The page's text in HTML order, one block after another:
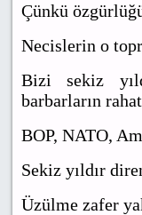
Çünkü
Necislerin o
Bizi sekiz
barbarların
BOP, NATO,
Sekiz yıldır
Üzülme zafer